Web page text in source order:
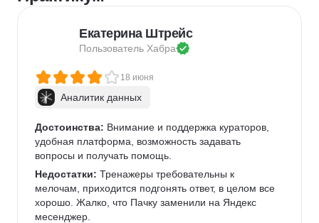
Екатерина Штрейс
Пользователь Хабра
18 июня
Аналитик данных
Достоинства: Внимание и поддержка кураторов,
удобная платформа, возможность задавать
вопросы и получать помощь.
Недостатки: Тренажеры требовательны к
мелочам, приходится подгонять ответ, в целом все
хорошо. Жалко, что Пачку заменили на Яндекс
месенджер.